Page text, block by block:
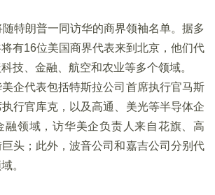
特朗普一同访华的商界领袖名单。据多
有16位美国商界代表来到北京，他们代
技、金融、航空和农业等多个领域。
企代表包括特斯拉公司首席执行官马斯
行官库克，以及高通、美光等半导体企
融领域，访华美企负责人来自花旗、高
头；此外，波音公司和嘉吉公司分别代
。